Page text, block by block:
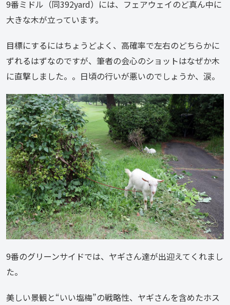
9番ミドル（同392yard）には、フェアウェイのど真ん中に
大きな木が立っています。
目標にするにはちょうどよく、高確率で左右のどちらかに
ずれるはずなのですが、筆者の会心のショットはなぜか木
に直撃しました。。日頃の行いが悪いのでしょうか、涙。
9番のグリーンサイドでは、ヤギさん達が出迎えてくれまし
た。
美しい景観と“いい塩梅”の戦略性、ヤギさんを含めたホス